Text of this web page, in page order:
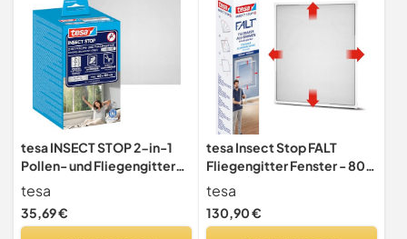
tesa INSECT STOP 2-in-1
Pollen- und Fliegengitter
Premium - 150 cm x 180 cm
tesa
35,69 €
tesa Insect Stop FALT
Fliegengitter Fenster - 80-
140 cm - Weiß
tesa
130,90 €